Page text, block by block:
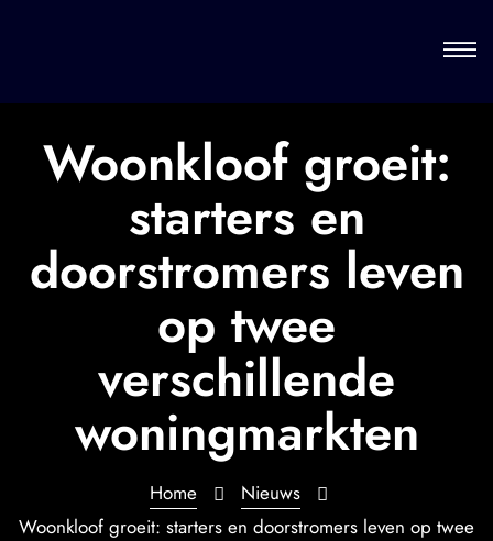
Woonkloof groeit:
starters en
doorstromers leven
op twee
verschillende
woningmarkten
Home
Nieuws
Woonkloof groeit: starters en doorstromers leven op twee